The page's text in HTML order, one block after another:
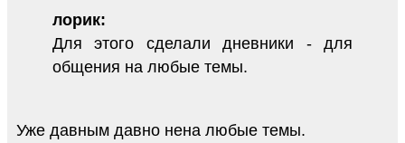
лорик:
Для этого сделали дневники - для
общения на любые темы.
Уже давным давно нена любые темы.